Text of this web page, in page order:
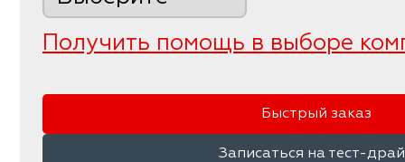
Получить помощь в выборе
Быстрый заказ
Записаться на тест-